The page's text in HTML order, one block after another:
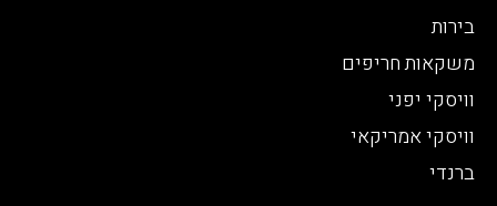
בירות
משקאות חריפים
וויסקי יפני
וויסקי אמריקאי
ברנדי